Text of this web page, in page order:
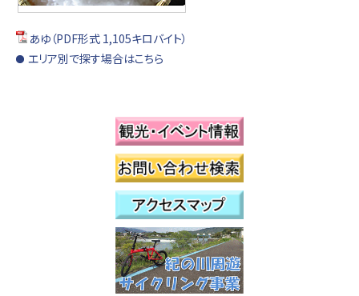
あゆ（PDF形式 1,105キロバイト）
エリア別で探す場合はこちら